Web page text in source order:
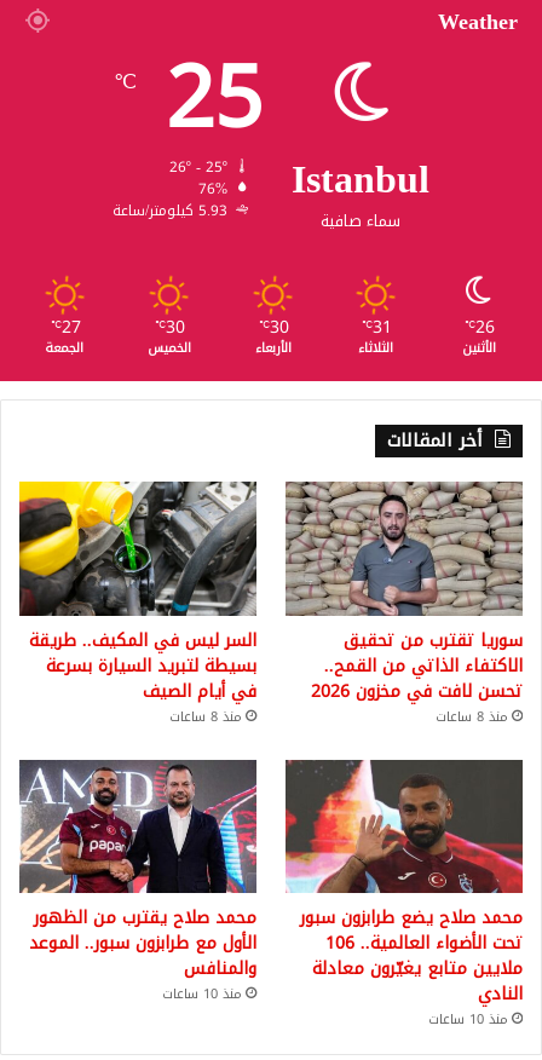
Weather
Istanbul
سماء صافية
25
℃
76%
5.93 كيلومتر/ساعة
26
℃
الأثنين
31
℃
الثلاثاء
30
℃
الأربعاء
30
℃
الخميس
27
℃
الجمعة
أخر المقالات
سوريا تقترب من تحقيق
الاكتفاء الذاتي من القمح..
تحسن لافت في مخزون 2026
منذ 8 ساعات
السر ليس في المكيف.. طريقة
بسيطة لتبريد السيارة بسرعة
في أيام الصيف
منذ 8 ساعات
محمد صلاح يضع طرابزون سبور
تحت الأضواء العالمية.. 106
ملايين متابع يغيّرون معادلة
النادي
منذ 10 ساعات
محمد صلاح يقترب من الظهور
الأول مع طرابزون سبور.. الموعد
والمنافس
منذ 10 ساعات